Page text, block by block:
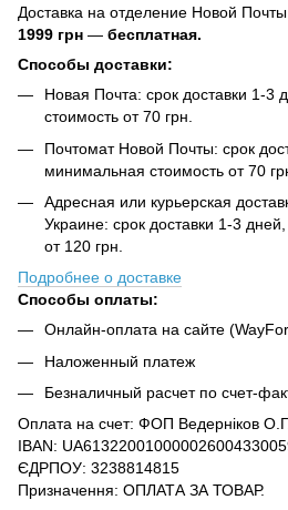
Доставка на отделение Новой
1999 грн — бесплатная.
Способы доставки:
Новая Почта: срок доставки 1-3
стоимость от 70 грн.
Почтомат Новой Почты: срок
минимальная стоимость от 70
Адресная или курьерская
Украине: срок доставки 1-3
от 120 грн.
Подробнее о доставке
Способы оплаты:
Онлайн-оплата на сайте
Наложенный платеж
Безналичный расчет по счет-
Оплата на счет: ФОП Ведерніков
IBAN:
ЄДРПОУ: 3238814815
Призначення: ОПЛАТА ЗА ТОВАР.